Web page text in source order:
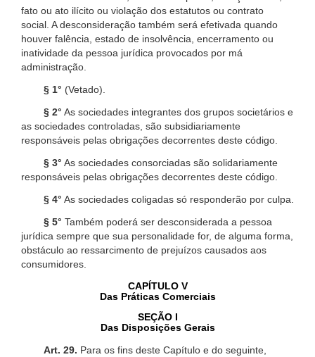
fato ou ato ilícito ou violação dos estatutos ou contrato
social. A desconsideração também será efetivada quando
houver falência, estado de insolvência, encerramento ou
inatividade da pessoa jurídica provocados por má
administração.
§ 1° (Vetado).
§ 2° As sociedades integrantes dos grupos societários e
as sociedades controladas, são subsidiariamente
responsáveis pelas obrigações decorrentes deste código.
§ 3° As sociedades consorciadas são solidariamente
responsáveis pelas obrigações decorrentes deste código.
§ 4° As sociedades coligadas só responderão por culpa.
§ 5° Também poderá ser desconsiderada a pessoa
jurídica sempre que sua personalidade for, de alguma forma,
obstáculo ao ressarcimento de prejuízos causados aos
consumidores.
CAPÍTULO V
Das Práticas Comerciais
SEÇÃO I
Das Disposições Gerais
Art. 29. Para os fins deste Capítulo e do seguinte,